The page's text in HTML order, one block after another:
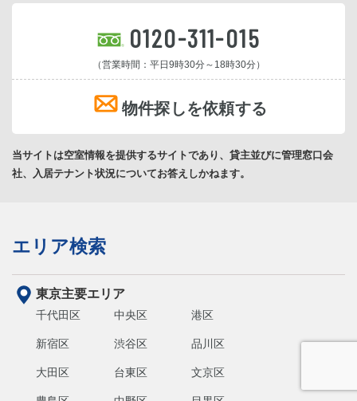
0120-311-015
（営業時間：平日9時30分～18時30分）
物件探しを依頼する
当サイトは空室情報を提供するサイトであり、貸主並びに管理窓口会
社、入居テナント状況についてお答えしかねます。
エリア検索
東京主要エリア
千代田区 中央区 港区
新宿区 渋谷区 品川区
大田区 台東区 文京区